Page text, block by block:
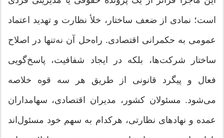
است؛ نمادی از ضعف ساختار، خلأ نظارت و تهدید اعتماد
عمومی به حکمرانی اقتصادی. راه‌حل آن نه‌تنها در اصلاح
ساختار شرکت‌ها، بلکه در ایجاد شفافیت، پاسخ‌گویی
فعال و پیگرد قانونی از طریق هر سه قوه خلاصه
می‌شود. مسئولان کشور، مدیران اقتصادی، سهامداران
عمده و نهادهای نظارتی، هرکدام به سهم خود مسئول‌اند